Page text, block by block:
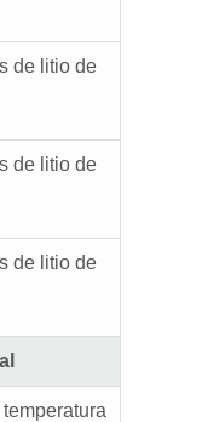
de litio de
de litio de
de litio de